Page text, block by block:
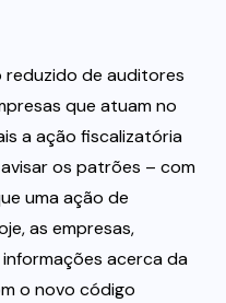
reduzido de auditores
que atuam no
a ação fiscalizatória
os patrões – com
uma ação de
as empresas,
acerca da
o novo código